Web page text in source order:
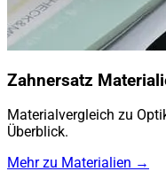
Zahnersatz
Materialvergleich zu
Überblick.
Mehr zu Materialien →